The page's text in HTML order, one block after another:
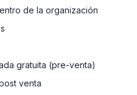
de la organización
gratuita (pre-venta)
venta